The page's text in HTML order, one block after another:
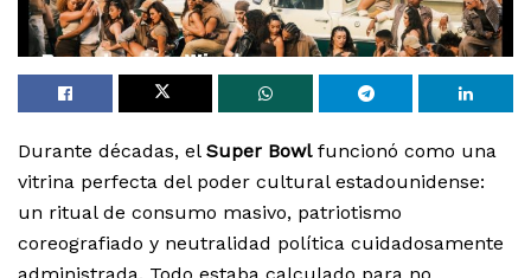
Durante décadas, el Super Bowlfuncionó como una
vitrina perfecta del poder cultural estadounidense:
un ritual de consumo masivo, patriotismo
coreografiado y neutralidad política cuidadosamente